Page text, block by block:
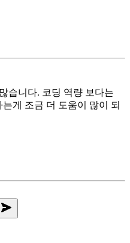
습니다. 코딩 역량 보다는
게 조금 더 도움이 많이 되